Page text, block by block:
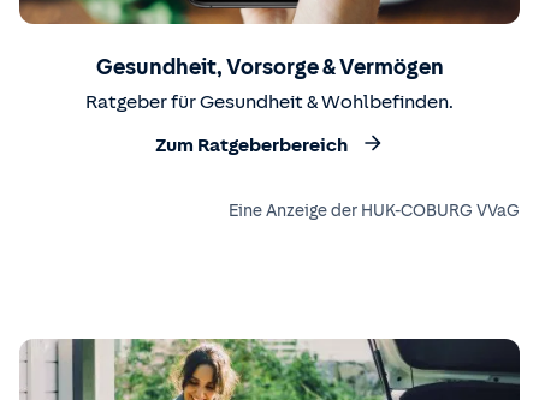
Gesundheit, Vorsorge & Vermögen
Ratgeber für Gesundheit & Wohlbefinden.
Zum Ratgeberbereich
Eine Anzeige der HUK-COBURG VVaG